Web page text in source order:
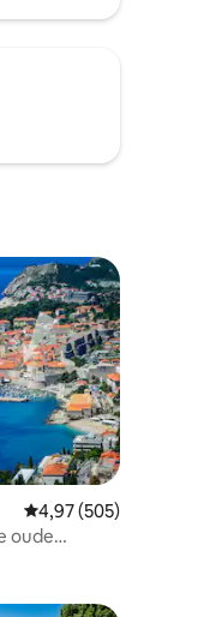
recensies
Gemiddelde
4,97 (505)
oude